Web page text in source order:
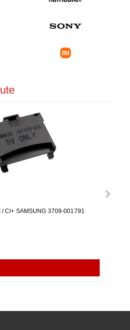
CI+ SAMSUNG 3709-001791